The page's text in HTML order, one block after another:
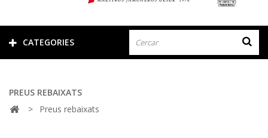
CATEGORIES
PREUS REBAIXATS
>
Preus rebaixats